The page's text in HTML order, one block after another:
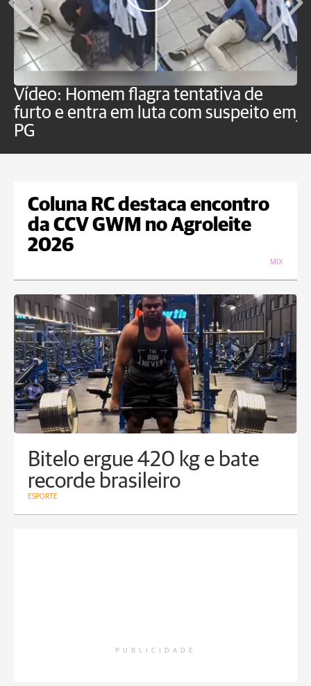
Vídeo: Homem flagra tentativa de
furto e entra em luta com suspeito em
PG
Coluna RC destaca encontro
da CCV GWM no Agroleite
2026
MIX
Bitelo ergue 420 kg e bate
recorde brasileiro
ESPORTE
PUBLICIDADE